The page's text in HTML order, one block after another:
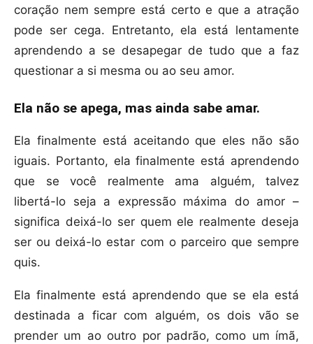
coração nem sempre está certo e que a atração
pode ser cega. Entretanto, ela está lentamente
aprendendo a se desapegar de tudo que a faz
questionar a si mesma ou ao seu amor.
Ela não se apega, mas ainda sabe amar.
Ela finalmente está aceitando que eles não são
iguais. Portanto, ela finalmente está aprendendo
que se você realmente ama alguém, talvez
libertá-lo seja a expressão máxima do amor –
significa deixá-lo ser quem ele realmente deseja
ser ou deixá-lo estar com o parceiro que sempre
quis.
Ela finalmente está aprendendo que se ela está
destinada a ficar com alguém, os dois vão se
prender um ao outro por padrão, como um ímã,